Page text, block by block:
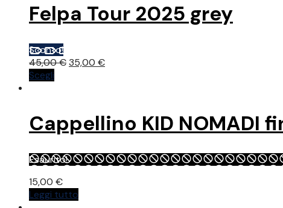
Felpa Tour 2025 grey
Sconto!
45,00€Il
35,00 €Il
Scegli
varianti.
Le
opzioni
possono
essere
scelte
nella
Cappellino KID NOMADI
Esaurito!
15,00 €
Leggi tutto